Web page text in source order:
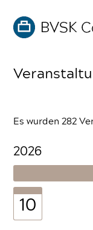
Es wurden 282
2026
10